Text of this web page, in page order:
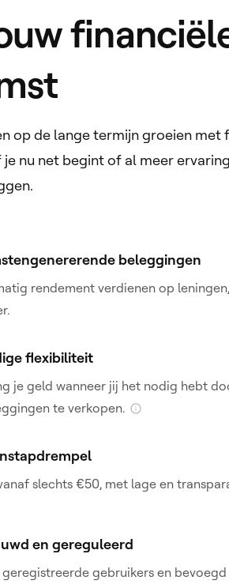
op de lange termijn groeien met
nu net begint of al meer
beleggingen
rendement verdienen op
flexibiliteit
je geld wanneer jij het nodig hebt
te verkopen.
slechts €50, met lage en
en gereguleerd
gebruikers en bevoegd